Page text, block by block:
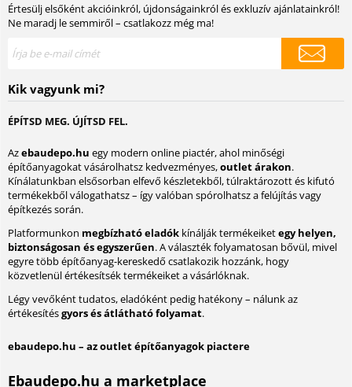
Értesülj elsőként akcióinkról, újdonságainkról és exkluzív ajánlatainkról!
Ne maradj le semmiről – csatlakozz még ma!
Kik vagyunk mi?
ÉPÍTSD MEG. ÚJÍTSD FEL.
Azebaudepo.hu egy modern online piactér, ahol minőségi
építőanyagokat vásárolhatsz kedvezményes,outlet árakon.
Kínálatunkban elsősorban elfevő készletekből, túlraktározott és kifutó
termékekből válogathatsz – így valóban spórolhatsz a felújítás vagy
építkezés során.
Platformunkon megbízható eladók kínálják termékeiketegy helyen,
biztonságosan és egyszerűen. A választék folyamatosan bővül, mivel
egyre több építőanyag-kereskedő csatlakozik hozzánk, hogy
közvetlenül értékesítsék termékeiket a vásárlóknak.
Légy vevőként tudatos, eladóként pedig hatékony – nálunk az
értékesítésgyors és átlátható folyamat.
ebaudepo.hu – az outlet építőanyagok piactere
Ebaudepo.hu a marketplace